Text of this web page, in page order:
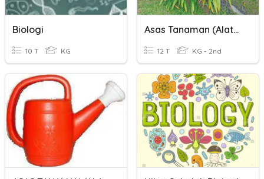
Biologi
10 T KG
Asas Tanaman (Alatan & Bahan Menjaga Tanaman)
12 T KG - 2nd